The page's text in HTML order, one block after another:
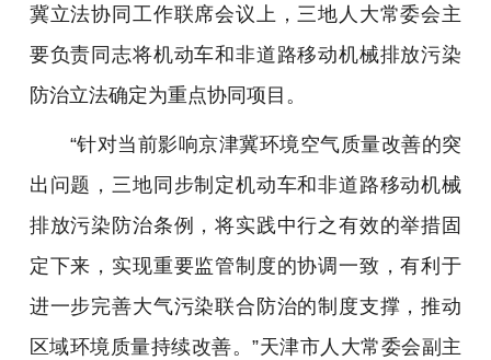
冀立法协同工作联席会议上，三地人大常委会主
要负责同志将机动车和非道路移动机械排放污染
防治立法确定为重点协同项目。
“针对当前影响京津冀环境空气质量改善的突
出问题，三地同步制定机动车和非道路移动机械
排放污染防治条例，将实践中行之有效的举措固
定下来，实现重要监管制度的协调一致，有利于
进一步完善大气污染联合防治的制度支撑，推动
区域环境质量持续改善。”天津市人大常委会副主